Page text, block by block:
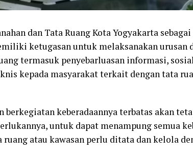
dan Tata Ruang Kota Yogyakarta
ketugasan untuk melaksanakan urusan
termasuk penyebarluasan informasi,
kepada masyarakat terkait dengan tata
berkegiatan keberadaannya terbatas akan
untuk dapat menampung semua
atau kawasan perlu ditata dan kelola